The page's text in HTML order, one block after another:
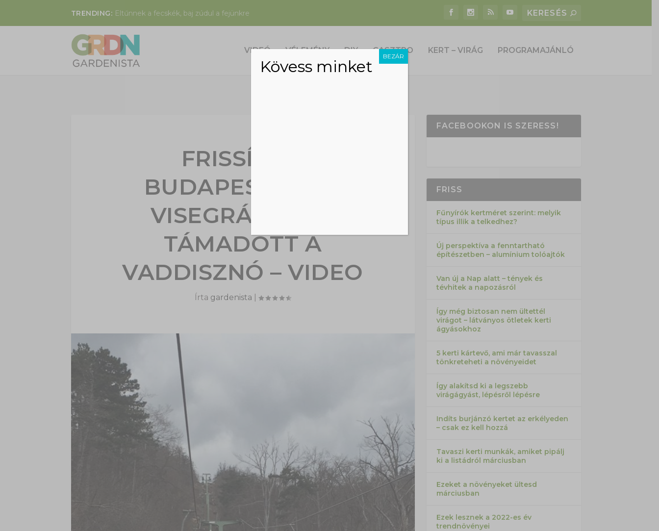
TRENDING: Eltűnnek a fecskék, baj zúdul a fejünkre
VIDEÓ VÉLEMÉNY DIY GASZTRO KERT – VIRÁG PROGRAMAJÁNLÓ
FRISSÍTVE:
BUDAPESTEN ÉS
VISEGRÁDON IS
TÁMADOTT A
VADDISZNÓ – VIDEO
Írta gardenista
FACEBOOKON IS SZERESS!
FRISS
Fűnyírók kertméret szerint: melyik
típus illik a telkedhez?
Új perspektíva a fenntartható
építészetben – alumínium tolóajtók
Van új a Nap alatt – tények és
tévhitek a napozásról
Így még biztosan nem ültettél
virágot – látványos ötletek kerti
ágyásokhoz
5 kerti kártevő, ami már tavasszal
tönkreteheti a növényeidet
Így alakítsd ki a legszebb
virágágyást, lépésről lépésre
Indíts burjánzó kertet az erkélyeden
– csak ez kell hozzá
Tavaszi kerti munkák, amiket pipálj
ki a listádról márciusban
Ezeket a növényeket ültesd
márciusban
Ezek lesznek a 2022-es év
trendnövényei
Kövess minket
BEZÁR